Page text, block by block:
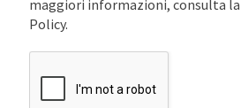
maggiori informazioni, consulta
Policy.